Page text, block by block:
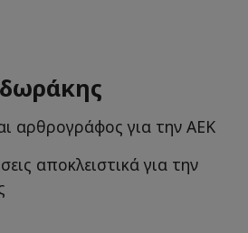
αρθρογράφος για την ΑΕΚ
αποκλειστικά για την